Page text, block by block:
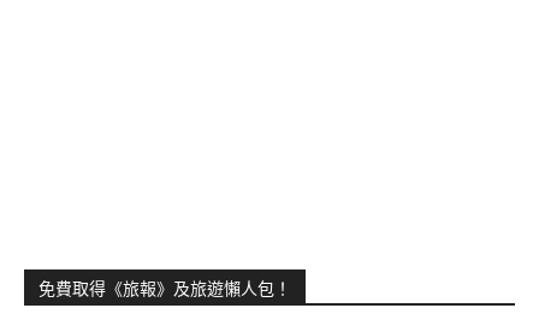
免費取得《旅報》及旅遊懶人包！